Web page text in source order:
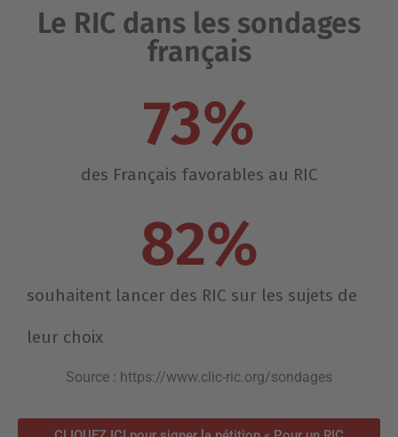
Le RIC dans les sondages
français
des Français favorables au RIC
73%
souhaitent lancer des RIC sur les sujets de
leur choix
82%
Source : https://www.clic-ric.org/sondages